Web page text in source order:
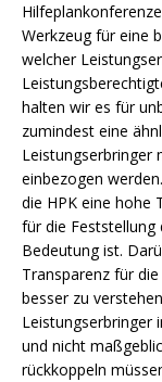
Werkzeug für eine
welcher
halten wir es für
zumindest eine
Leistungserbringer
einbezogen
die HPK eine hohe
für die
Bedeutung ist.
Transparenz für
besser zu
Leistungserbringer
und nicht
rückkoppeln